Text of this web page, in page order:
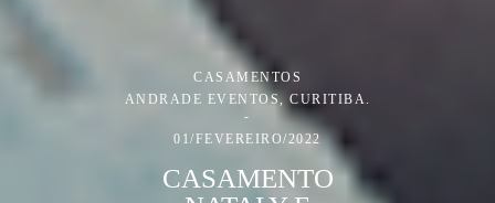
CASAMENTOS
ANDRADE EVENTOS, CURITIBA.
01/FEVEREIRO/2022
CASAMENTO